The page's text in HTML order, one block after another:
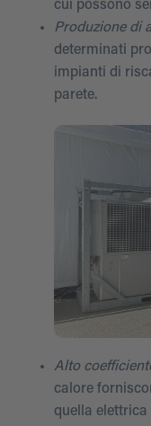
cui possono
Produzione di
determinati
impianti di
parete.
Alto
calore
quella